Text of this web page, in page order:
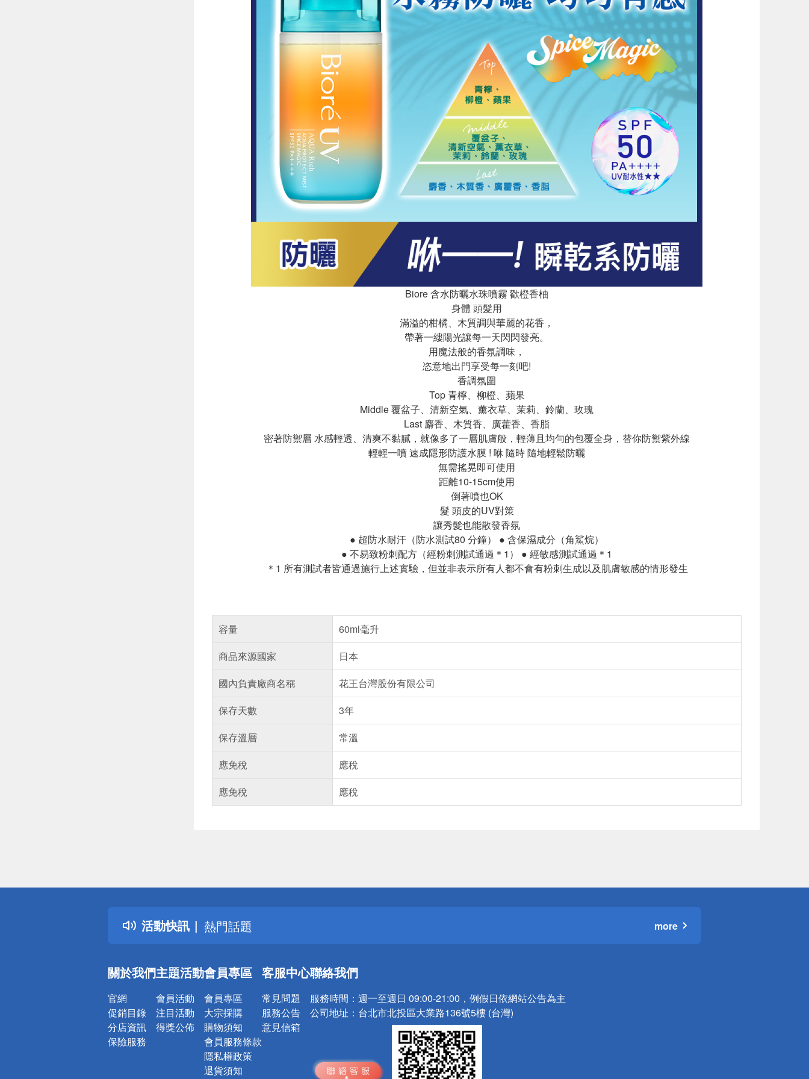
Biore 含水防曬水珠噴霧 歡橙香柚
身體 頭髮用
滿溢的柑橘、木質調與華麗的花香，
帶著一縷陽光讓每一天閃閃發亮。
用魔法般的香氛調味，
恣意地出門享受每一刻吧!
香調氛圍
Top 青檸、柳橙、蘋果
Middle 覆盆子、清新空氣、薰衣草、茉莉、鈴蘭、玫瑰
Last 麝香、木質香、廣藿香、香脂
密著防禦層 水感輕透、清爽不黏膩，就像多了一層肌膚般，輕薄且均勻的包覆全身，替你防禦紫外線
輕輕一噴 速成隱形防護水膜 ! 咻 隨時 隨地輕鬆防曬
無需搖晃即可使用
距離10-15cm使用
倒著噴也OK
髮 頭皮的UV對策
讓秀髮也能散發香氛
● 超防水耐汗（防水測試80 分鐘） ● 含保濕成分（角鯊烷）
● 不易致粉刺配方（經粉刺測試通過＊1） ● 經敏感測試通過＊1
＊1 所有測試者皆通過施行上述實驗，但並非表示所有人都不會有粉刺生成以及肌膚敏感的情形發生
容量
60ml毫升
商品來源國家
日本
國內負責廠商名稱
花王台灣股份有限公司
保存天數
3年
保存溫層
常溫
應免稅
應稅
應免稅
應稅
活動快訊
詐騙網頁！請小心！
得獎公告
熱門話題
銀行優惠
詐騙網頁！請小心！
more
關於我們
官網
促銷目錄
分店資訊
保險服務
主題活動
會員活動
注目活動
得獎公佈
會員專區
會員專區
大宗採購
購物須知
會員服務條款
隱私權政策
退貨須知
客服中心
常見問題
服務公告
意見信箱
聯絡我們
服務時間： 週一至週日 09:00-21:00，例假日依網站公告為主
公司地址： 台北市北投區大業路136號5樓 (台灣)